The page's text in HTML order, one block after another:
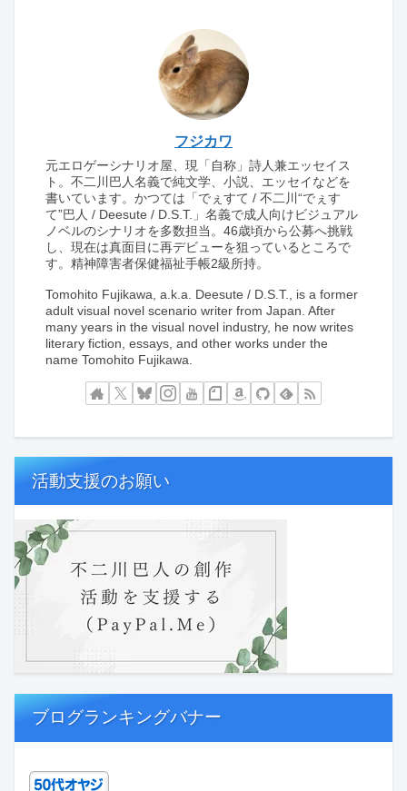
フジカワ
元エロゲーシナリオ屋、現「自称」詩人兼エッセイス
ト。不二川巴人名義で純文学、小説、エッセイなどを
書いています。かつては「でぇすて / 不二川“でぇす
て”巴人 / Deesute / D.S.T.」名義で成人向けビジュアル
ノベルのシナリオを多数担当。46歳頃から公募へ挑戦
し、現在は真面目に再デビューを狙っているところで
す。精神障害者保健福祉手帳2級所持。
Tomohito Fujikawa, a.k.a. Deesute / D.S.T., is a former
adult visual novel scenario writer from Japan. After
many years in the visual novel industry, he now writes
literary fiction, essays, and other works under the
name Tomohito Fujikawa.
活動支援のお願い
ブログランキングバナー